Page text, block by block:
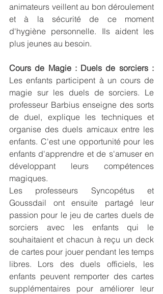
animateurs veillent au bon déroulement
et à la sécurité de ce moment
d'hygiène personnelle. Ils aident les
plus jeunes au besoin.
Cours de Magie : Duels de sorciers :
Les enfants participent à un cours de
magie sur les duels de sorciers. Le
professeur Barbius enseigne des sorts
de duel, explique les techniques et
organise des duels amicaux entre les
enfants. C'est une opportunité pour les
enfants d'apprendre et de s'amuser en
développant leurs compétences
magiques.
Les professeurs Syncopétus et
Goussdail ont ensuite partagé leur
passion pour le jeu de cartes duels de
sorciers avec les enfants qui le
souhaitaient et chacun à reçu un deck
de cartes pour jouer pendant les temps
libres. Lors des duels officiels, les
enfants peuvent remporter des cartes
supplémentaires pour améliorer leur